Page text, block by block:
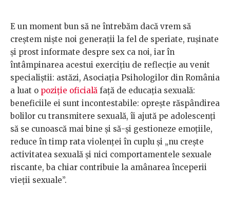
E un moment bun să ne întrebăm dacă vrem să
creștem niște noi generații la fel de speriate, rușinate
și prost informate despre sex ca noi, iar în
întâmpinarea acestui exercițiu de reflecție au venit
specialiștii: astăzi, Asociația Psihologilor din România
a luat o poziție oficială față de educația sexuală:
beneficiile ei sunt incontestabile: oprește răspândirea
bolilor cu transmitere sexuală, îi ajută pe adolescenți
să se cunoască mai bine și să-și gestioneze emoțiile,
reduce în timp rata violenței în cuplu și „nu crește
activitatea sexuală și nici comportamentele sexuale
riscante, ba chiar contribuie la amânarea începerii
vieții sexuale”.